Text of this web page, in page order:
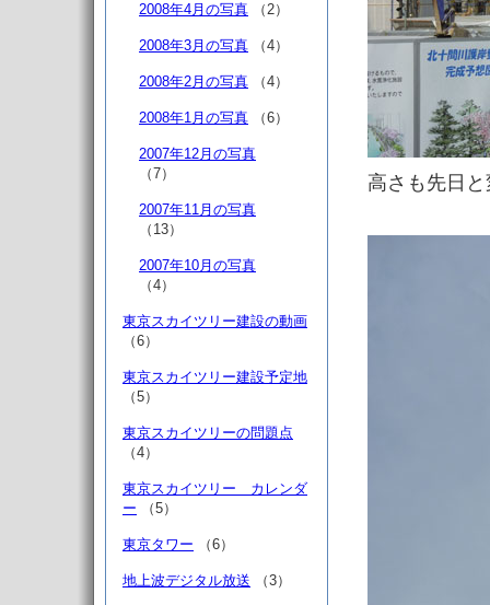
高さも先日
2008年4月の写真 （2）
2008年3月の写真 （4）
2008年2月の写真 （4）
2008年1月の写真 （6）
2007年12月の写真
（7）
2007年11月の写真
（13）
2007年10月の写真
（4）
東京スカイツリー建設の動画
（6）
東京スカイツリー建設予定地
（5）
東京スカイツリーの問題点
（4）
東京スカイツリー カレンダ
ー （5）
東京タワー （6）
地上波デジタル放送 （3）